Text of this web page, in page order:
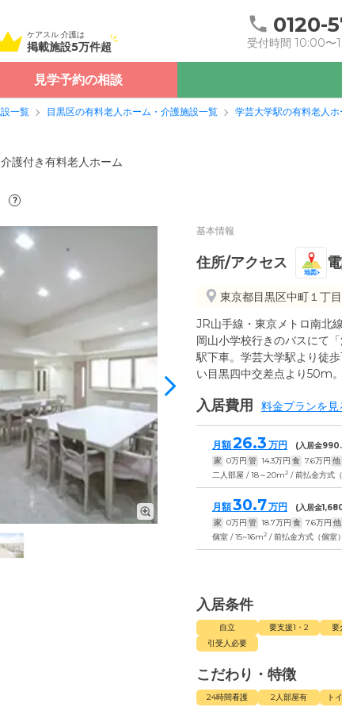
ケアスル 介護は
掲載施設5万件超
0120-
受付時間 10:00〜
見学予約の相談
一覧 目黒区の有料老人ホーム・介護施設一覧 学芸大学駅の有料老人
介護付き有料老人ホーム
?
基本情報
住所/アクセス
地図
東京都目黒区中町１丁
JR山手線・東京メトロ南北
岡山小学校行きのバスにて
駅下車。学芸大学駅より徒
い目黒四中交差点より50m
入居費用 料金プランを見
月額26.3 万円 (入居金
家 0万円 管 14.3万円 食 7.6万円 他
二人部屋 / 18～20m2 / 前払金方式
月額30.7万円 (入居金
家 0万円 管 18.7万円 食 7.6万円 他
個室 / 15~16m2 / 前払金方式（個室）
入居条件
自立 要支援1・2 要
引受人必要
こだわり・特徴
24時間看護 2人部屋有 ト